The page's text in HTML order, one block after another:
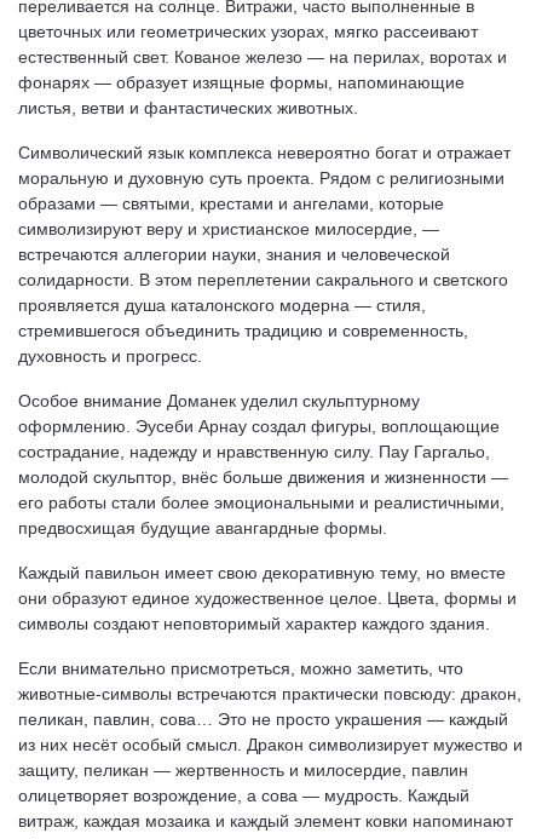
переливается на солнце. Витражи, часто выполненные в
цветочных или геометрических узорах, мягко рассеивают
естественный свет. Кованое железо — на перилах, воротах и
фонарях — образует изящные формы, напоминающие
листья, ветви и фантастических животных.
Символический язык комплекса невероятно богат и отражает
моральную и духовную суть проекта. Рядом с религиозными
образами — святыми, крестами и ангелами, которые
символизируют веру и христианское милосердие, —
встречаются аллегории науки, знания и человеческой
солидарности. В этом переплетении сакрального и светского
проявляется душа каталонского модерна — стиля,
стремившегося объединить традицию и современность,
духовность и прогресс.
Особое внимание Доманек уделил скульптурному
оформлению. Эусеби Арнау создал фигуры, воплощающие
сострадание, надежду и нравственную силу. Пау Гаргальо,
молодой скульптор, внёс больше движения и жизненности —
его работы стали более эмоциональными и реалистичными,
предвосхищая будущие авангардные формы.
Каждый павильон имеет свою декоративную тему, но вместе
они образуют единое художественное целое. Цвета, формы и
символы создают неповторимый характер каждого здания.
Если внимательно присмотреться, можно заметить, что
животные-символы встречаются практически повсюду: дракон,
пеликан, павлин, сова… Это не просто украшения — каждый
из них несёт особый смысл. Дракон символизирует мужество и
защиту, пеликан — жертвенность и милосердие, павлин
олицетворяет возрождение, а сова — мудрость. Каждый
витраж, каждая мозаика и каждый элемент ковки напоминают